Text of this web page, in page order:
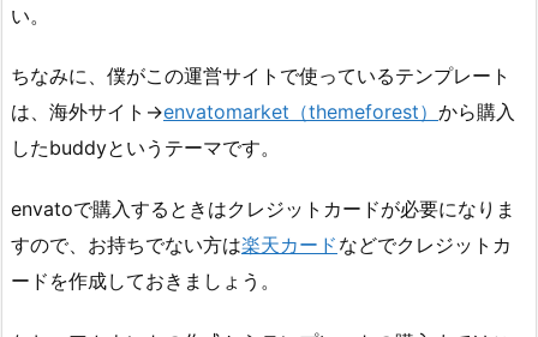
い。
ちなみに、僕がこの運営サイトで使っているテンプレート
は、海外サイト→envatomarket（themeforest） から購入
したbuddyというテーマです。
envatoで購入するときはクレジットカードが必要になりま
すので、お持ちでない方は楽天カード などでクレジットカ
ードを作成しておきましょう。